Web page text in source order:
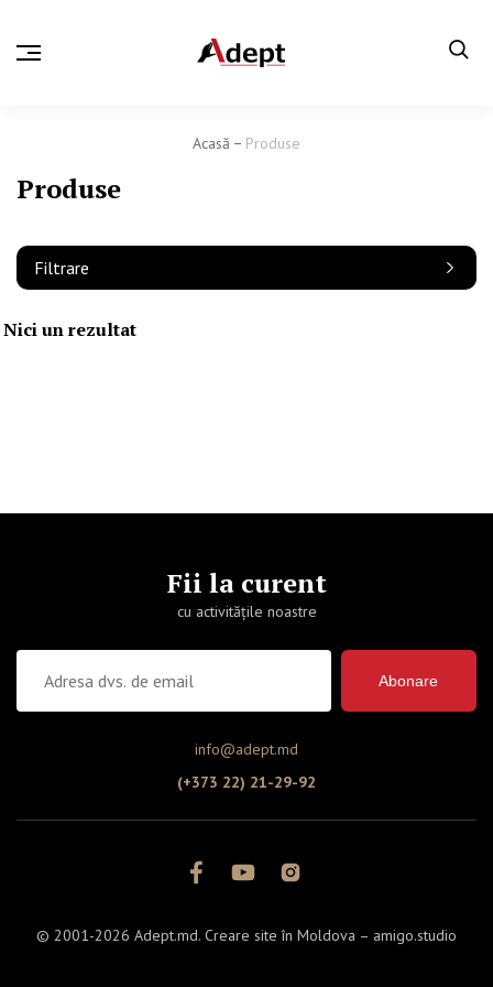
Acasă Produse
Produse
Filtrare
Nici un rezultat
Fii la curent
cu activitățile noastre
Abonare
info@adept.md
(+373 22) 21-29-92
© 2001-2026 Adept.md. Creare site în Moldova – amigo.studio